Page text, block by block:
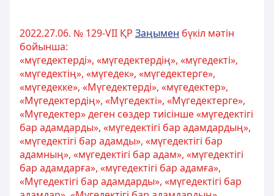
2022.27.06. № 129-VII ҚР Заңымен бүкіл мәтін
бойынша:
«мүгедектерді», «мүгедектердің», «мүгедекті»,
«мүгедектің», «мүгедек», «мүгедектерге»,
«мүгедекке», «Мүгедектерді», «мүгедектер»,
«Мүгедектердің», «Мүгедекті», «Мүгедектерге»,
«Мүгедектер» деген сөздер тиісінше «мүгедектігі
бар адамдарды», «мүгедектігі бар адамдардың»,
«мүгедектігі бар адамды», «мүгедектігі бар
адамның», «мүгедектігі бар адам», «мүгедектігі
бар адамдарға», «мүгедектігі бар адамға»,
«Мүгедектігі бар адамдарды», «мүгедектігі бар